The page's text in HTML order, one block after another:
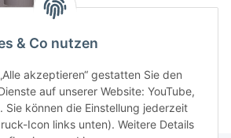
& Co nutzen
akzeptieren“ gestatten Sie den
auf unserer Website: YouTube,
Sie können die Einstellung jederzeit
Icon links unten). Weitere Details